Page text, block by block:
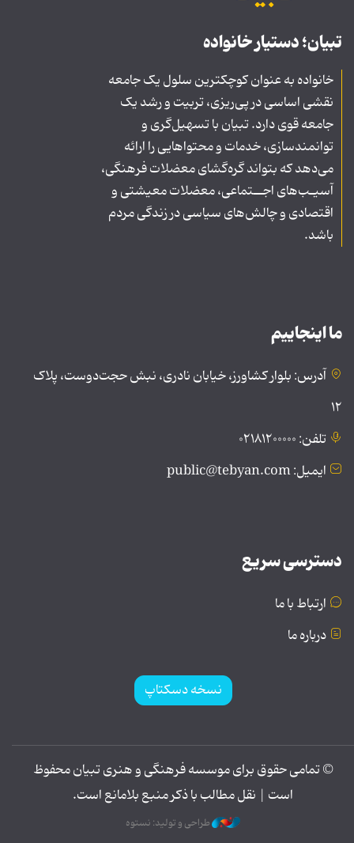
تبیان؛ دستیار خانواده
خانواده به عنوان کوچکترین سلول یک جامعه
نقشی اساسی در پی‌ریزی، تربیت و رشد یک
جامعه قوی دارد. تبیان با تسهیل‌گری و
توانمندسازی، خدمات و محتواهایی را ارائه
می‌دهد که بتواند گره‌گشای معضلات فرهنگی،
آسیـب‌های اجــتماعی، معضلات معیشتی و
اقتصادی و چالش‌های سیاسی در زندگی مردم
باشد.
ما اینجاییم
آدرس: بلوار کشاورز، خیابان نادری، نبش حجت‌دوست، پلاک
۱۲
تلفن: ۰۲۱۸۱۲۰۰۰۰۰
ایمیل: public@tebyan.com
دسترسی سریع
ارتباط با ما
درباره ما
نسخه دسکتاپ
© تمامی حقوق برای موسسه فرهنگی و هنری تبیان محفوظ
است | نقل مطالب با ذکر منبع بلامانع است.
طراحی و تولید: نستوه